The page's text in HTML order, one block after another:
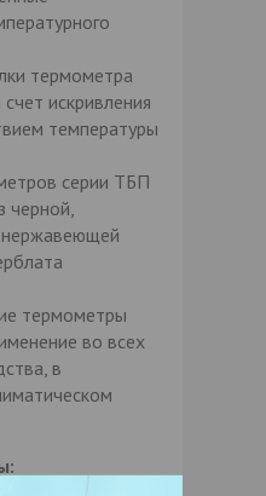
термометра
искривления
температуры
серии ТБП
черной,
нержавеющей
термометры
во всех
в